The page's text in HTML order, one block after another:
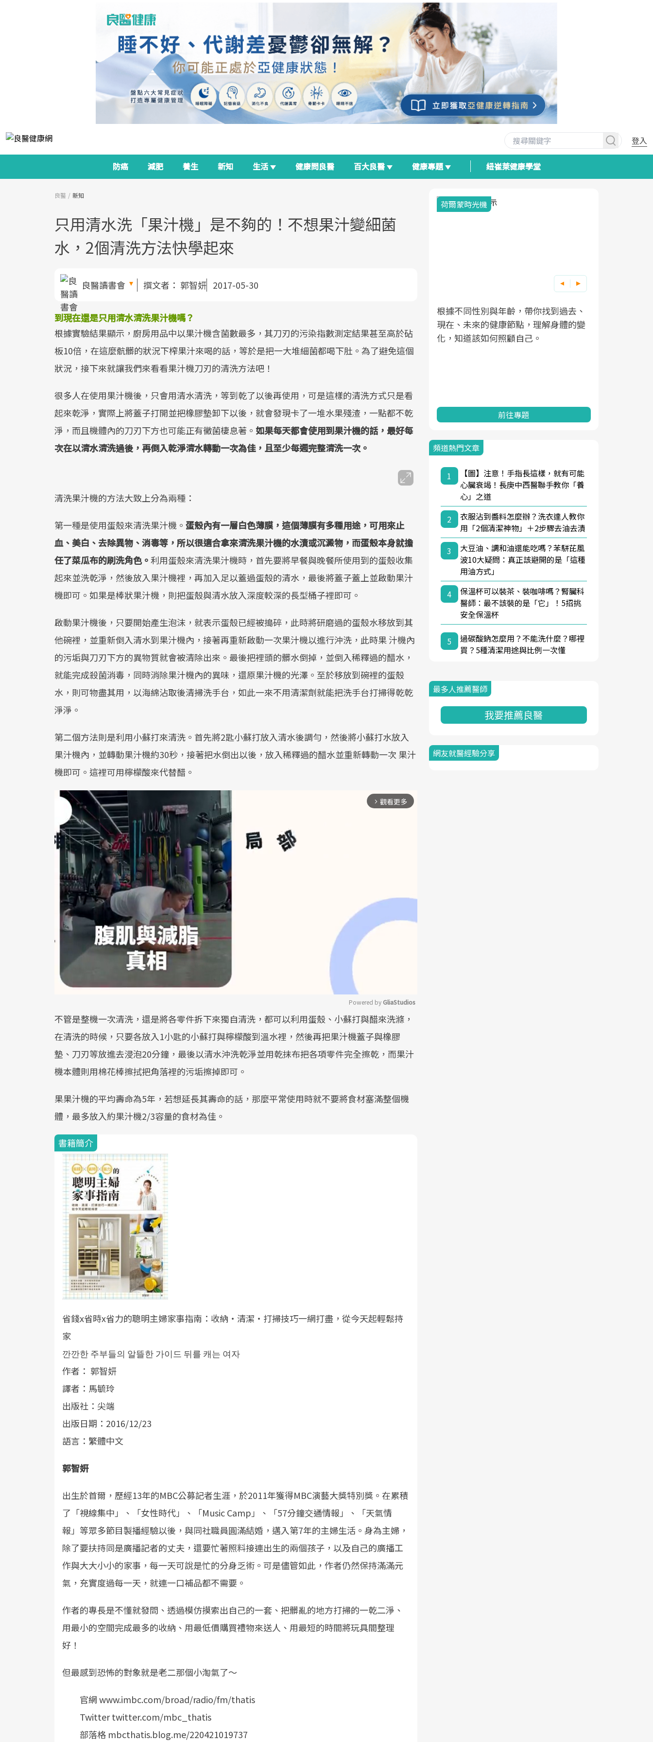
登入
防癌 減肥 養生 新知 生活 健康問良醫 百大良醫 健康專題 紐崔萊健康學堂
良醫 新知
只用清水洗「果汁機」是不夠的！不想果汁變細菌
水，2個清洗方法快學起來
良醫讀書會 撰文者： 郭智妍 2017-05-30
到現在還是只用清水清洗果汁機嗎？
根據實驗結果顯示，廚房用品中以果汁機含菌數最多，其刀刃的污染指數測定結果甚至高於砧
板10倍，在這麼骯髒的狀況下榨果汁來喝的話，等於是把一大堆細菌都喝下肚。為了避免這個
狀況，接下來就讓我們來看看果汁機刀刃的清洗方法吧！
很多人在使用果汁機後，只會用清水清洗，等到乾了以後再使用，可是這樣的清洗方式只是看
起來乾淨，實際上將蓋子打開並把橡膠墊卸下以後，就會發現卡了一堆水果殘渣，一點都不乾
淨，而且機體內的刀刃下方也可能正有黴菌棲息著。 如果每天都會使用到果汁機的話，最好每
次在以清水清洗過後，再倒入乾淨清水轉動一次為佳，且至少每週完整清洗一次。
清洗果汁機的方法大致上分為兩種：
第一種是使用蛋殼來清洗果汁機。 蛋殼內有一層白色薄膜，這個薄膜有多種用途，可用來止
血、美白、去除異物、消毒等，所以很適合拿來清洗果汁機的水漬或沉澱物，而蛋殼本身就擔
任了菜瓜布的刷洗角色。利用蛋殼來清洗果汁機時，首先要將早餐與晚餐所使用到的蛋殼收集
起來並洗乾淨，然後放入果汁機裡，再加入足以蓋過蛋殼的清水，最後將蓋子蓋上並啟動果汁
機即可。如果是棒狀果汁機，則把蛋殼與清水放入深度較深的長型桶子裡即可。
啟動果汁機後，只要開始產生泡沫，就表示蛋殼已經被搗碎，此時將研磨過的蛋殼水移放到其
他碗裡，並重新倒入清水到果汁機內，接著再重新啟動一次果汁機以進行沖洗，此時果 汁機內
的污垢與刀刃下方的異物質就會被清除出來。最後把裡頭的髒水倒掉，並倒入稀釋過的醋水，
就能完成殺菌消毒，同時消除果汁機內的異味，還原果汁機的光澤。至於移放到碗裡的蛋殼
水，則可物盡其用，以海綿沾取後清掃洗手台，如此一來不用清潔劑就能把洗手台打掃得乾乾
淨淨。
第二個方法則是利用小蘇打來清洗。首先將2匙小蘇打放入清水後調勻，然後將小蘇打水放入
果汁機內，並轉動果汁機約30秒，接著把水倒出以後，放入稀釋過的醋水並重新轉動一次 果汁
機即可。這裡可用檸檬酸來代替醋。
arrow_forward_ios 觀看更多
Mute
Powered by GliaStudios
不管是整機一次清洗，還是將各零件拆下來獨自清洗，都可以利用蛋殼、小蘇打與醋來洗滌，
在清洗的時候，只要各放入1小匙的小蘇打與檸檬酸到溫水裡，然後再把果汁機蓋子與橡膠
墊、刀刃等放進去浸泡20分鐘，最後以清水沖洗乾淨並用乾抹布把各項零件完全擦乾，而果汁
機本體則用棉花棒擦拭把角落裡的污垢擦掉即可。
果果汁機的平均壽命為5年，若想延長其壽命的話，那麼平常使用時就不要將食材塞滿整個機
體，最多放入約果汁機2/3容量的食材為佳。
書籍簡介
省錢x省時x省力的聰明主婦家事指南：收納‧清潔‧打掃技巧一網打盡，從今天起輕鬆持
家
깐깐한 주부들의 알뜰한 가이드 뒤를 캐는 여자
作者： 郭智妍
譯者：馬毓玲
出版社：尖端
出版日期：2016/12/23
語言：繁體中文
郭智妍
出生於首爾，歷經13年的MBC公募記者生涯，於2011年獲得MBC演藝大獎特別獎。在累積
了「視線集中」、「女性時代」、「Music Camp」、「57分鐘交通情報」、「天氣情
報」等眾多節目製播經驗以後，與同社職員圓滿結婚，邁入第7年的主婦生活。身為主婦，
除了要扶持同是廣播記者的丈夫，還要忙著照料接連出生的兩個孩子，以及自己的廣播工
作與大大小小的家事，每一天可說是忙的分身乏術。可是儘管如此，作者仍然保持滿滿元
氣，充實度過每一天，就連一口補品都不需要。
作者的專長是不懂就發問、透過模仿摸索出自己的一套、把髒亂的地方打掃的一乾二淨、
用最小的空間完成最多的收納、用最低價購買禮物來送人、用最短的時間將玩具間整理
好！
但最感到恐怖的對象就是老二那個小淘氣了～
官網 www.imbc.com/broad/radio/fm/thatis
Twitter twitter.com/mbc_thatis
部落格 mbcthatis.blog.me/220421019737
政策如「健康台灣推動委員會」與「長
照3.0」的推進，「預防醫學」已成全民
關注的核心議題。然而，健檢不只是醫
狀況、啟動健康管理的重要起點。
前往專題
全面啟動你的健康革命！
前往專題
建立對亞健康的認知，進而引導實際的
改善行動。
前往專題
荷爾蒙時光機
根據不同性別與年齡，帶你找到過去、
現在、未來的健康節點，理解身體的變
化，知道該如何照顧自己。
前往專題
頻道熱門文章
1
【圖】注意！手指長這樣，就有可能
心臟衰竭！長庚中西醫聯手教你「養
心」之道
2
衣服沾到醬料怎麼辦？洗衣達人教你
用「2個清潔神物」＋2步驟去油去漬
3
大豆油、調和油還能吃嗎？苯駢芘風
波10大疑問：真正該避開的是「這種
用油方式」
4
保溫杯可以裝茶、裝咖啡嗎？腎臟科
醫師：最不該裝的是「它」！5招挑
安全保溫杯
5
過碳酸鈉怎麼用？不能洗什麼？哪裡
買？5種清潔用途與比例一次懂
最多人推薦醫師
我要推薦良醫
網友就醫經驗分享